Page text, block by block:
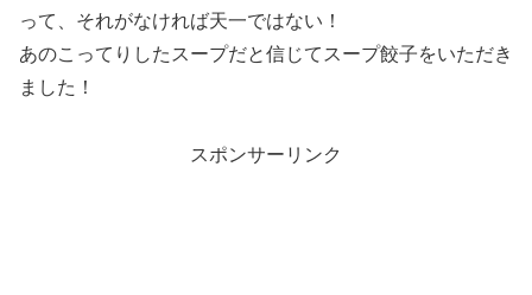
って、それがなければ天一ではない！
あのこってりしたスープだと信じてスープ餃子をいただき
ました！
スポンサーリンク